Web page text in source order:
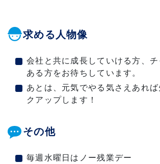
求める人物像
会社と共に成長していける方、
ある方をお待ちしています。
あとは、元気でやる気さえあれ
クアップします！
その他
毎週水曜日はノー残業デー